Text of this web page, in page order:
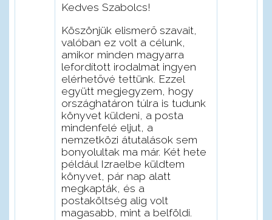
Kedves Szabolcs!
Köszönjük elismerő szavait,
valóban ez volt a célunk,
amikor minden magyarra
lefordított irodalmat ingyen
elérhetővé tettünk. Ezzel
együtt megjegyzem, hogy
országhatáron túlra is tudunk
könyvet küldeni, a posta
mindenfelé eljut, a
nemzetközi átutalások sem
bonyolultak ma már. Két hete
például Izraelbe küldtem
könyvet, pár nap alatt
megkapták, és a
postaköltség alig volt
magasabb, mint a belföldi.